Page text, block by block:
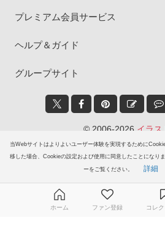
当Webサイトはよりよいユーザー体験を実現するために
移した場合、Cookieの設定および使用に同意したことになり
ーをご覧ください。 詳細
プレミアム会員サービス
ヘルプ＆ガイド
グループサイト
© 2006-2026 イラス
ホーム ファン登録 コレ